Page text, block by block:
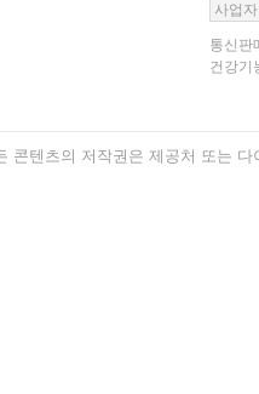
사업
통신판
건강기
콘텐츠의 저작권은 제공처 또는